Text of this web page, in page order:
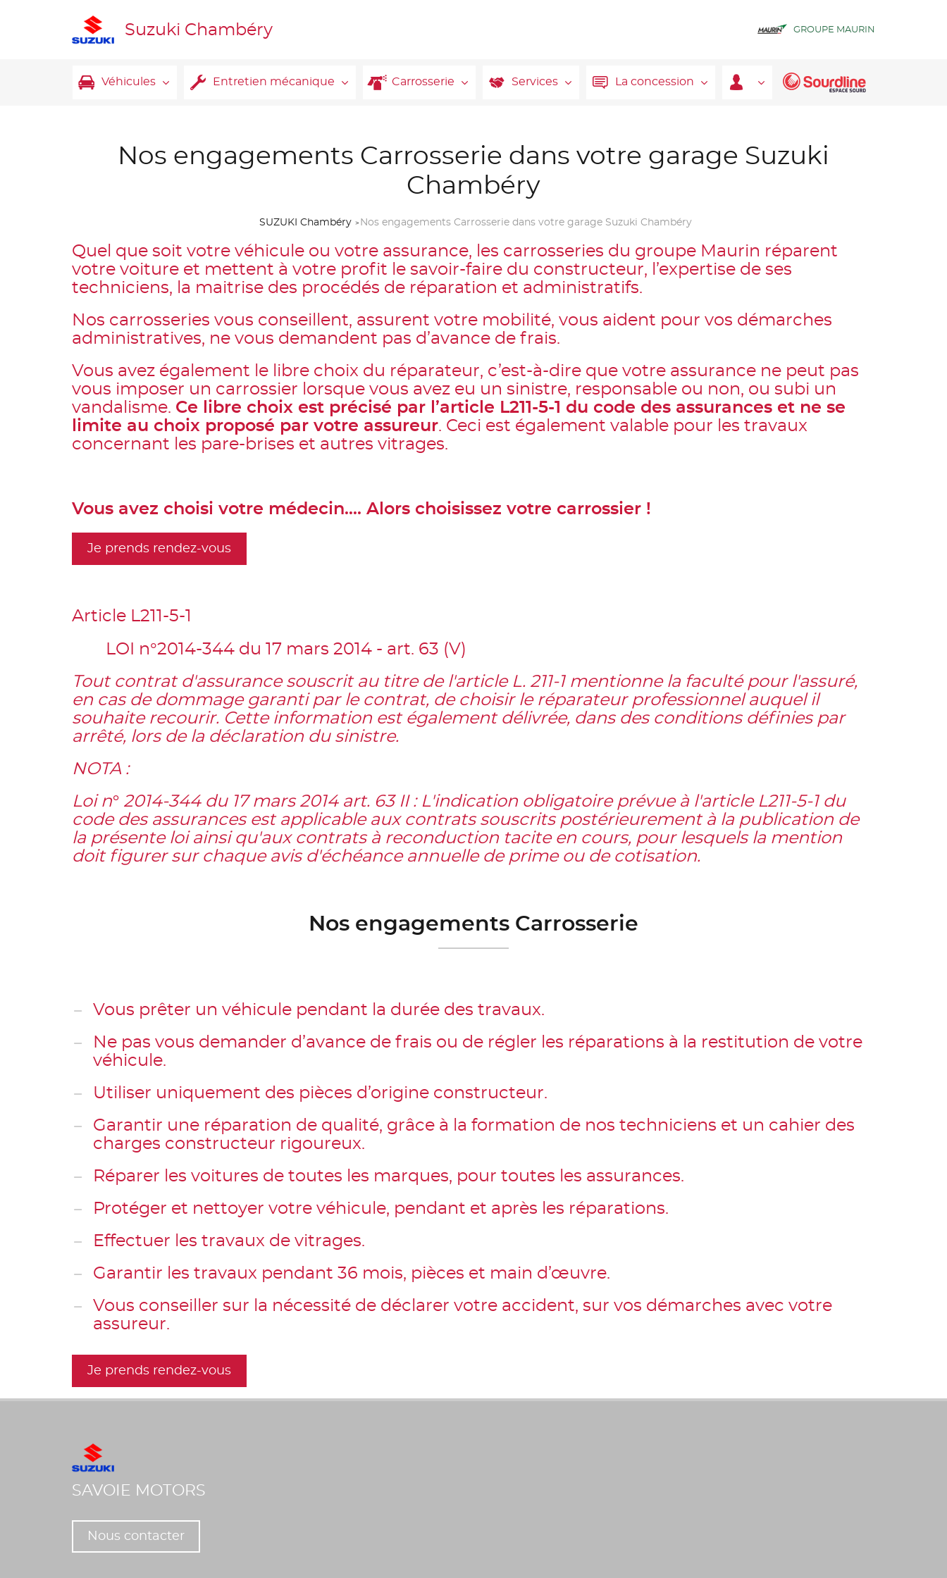
Suzuki Chambéry GROUPE MAURIN
Véhicules Entretien mécanique Carrosserie Services La concession
Nos engagements Carrosserie dans votre garage Suzuki
Chambéry
SUZUKI Chambéry Nos engagements Carrosserie dans votre garage Suzuki Chambéry
Quel que soit votre véhicule ou votre assurance, les carrosseries du groupe Maurin réparent
votre voiture et mettent à votre profit le savoir-faire du constructeur, l’expertise de ses
techniciens, la maitrise des procédés de réparation et administratifs.
Nos carrosseries vous conseillent, assurent votre mobilité, vous aident pour vos démarches
administratives, ne vous demandent pas d’avance de frais.
Vous avez également le libre choix du réparateur, c’est-à-dire que votre assurance ne peut pas
vous imposer un carrossier lorsque vous avez eu un sinistre, responsable ou non, ou subi un
vandalisme. Ce libre choix est précisé par l’article L211-5-1 du code des assurances et ne se
limite au choix proposé par votre assureur. Ceci est également valable pour les travaux
concernant les pare-brises et autres vitrages.
Vous avez choisi votre médecin…. Alors choisissez votre carrossier !
Je prends rendez-vous
Article L211-5-1
LOI n°2014-344 du 17 mars 2014 - art. 63 (V)
Tout contrat d'assurance souscrit au titre de l'article L. 211-1mentionne la faculté pour l'assuré,
en cas de dommage garanti par le contrat, de choisir le réparateur professionnel auquel il
souhaite recourir. Cette information est également délivrée, dans des conditions définies par
arrêté, lors de la déclaration du sinistre.
NOTA :
Loi n° 2014-344 du 17 mars 2014 art. 63 II : L'indication obligatoire prévue à l'article L211-5-1 du
code des assurances est applicable aux contrats souscrits postérieurement à la publication de
la présente loi ainsi qu'aux contrats à reconduction tacite en cours, pour lesquels la mention
doit figurer sur chaque avis d'échéance annuelle de prime ou de cotisation.
Nos engagements Carrosserie
Vous prêter un véhicule pendant la durée des travaux.
Ne pas vous demander d’avance de frais ou de régler les réparations à la restitution de votre
véhicule.
Utiliser uniquement des pièces d’origine constructeur.
Garantir une réparation de qualité, grâce à la formation de nos techniciens et un cahier des
charges constructeur rigoureux.
Réparer les voitures de toutes les marques, pour toutes les assurances.
Protéger et nettoyer votre véhicule, pendant et après les réparations.
Effectuer les travaux de vitrages.
Garantir les travaux pendant 36 mois, pièces et main d’œuvre.
Vous conseiller sur la nécessité de déclarer votre accident, sur vos démarches avec votre
assureur.
Je prends rendez-vous
SAVOIE MOTORS
Nous contacter